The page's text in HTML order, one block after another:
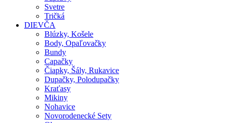
Svetre
Tričká
DIEVČA
Blúzky, Košele
Body, Opaľovačky
Bundy
Capačky
Čiapky, Šály, Rukavice
Dupačky, Polodupačky
Kraťasy
Mikiny
Nohavice
Novorodenecké Sety